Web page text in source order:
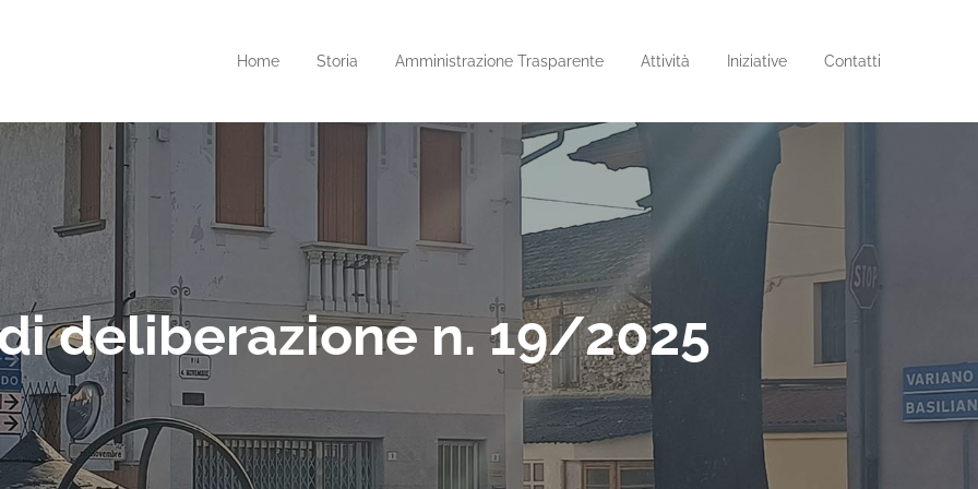
Home Storia Amministrazione Trasparente Attività Iniziative Contatti
deliberazione n. 19/2025